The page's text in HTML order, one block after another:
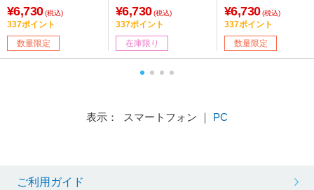
版】 DVD 【sof001】
¥6,730 (税込)
337ポイント
数量限定
版】 DVD 【852】
¥6,730 (税込)
337ポイント
在庫限り
版】 DVD 【sof001】
¥6,730 (税込)
337ポイント
数量限定
表示： スマートフォン ｜ PC
ご利用ガイド